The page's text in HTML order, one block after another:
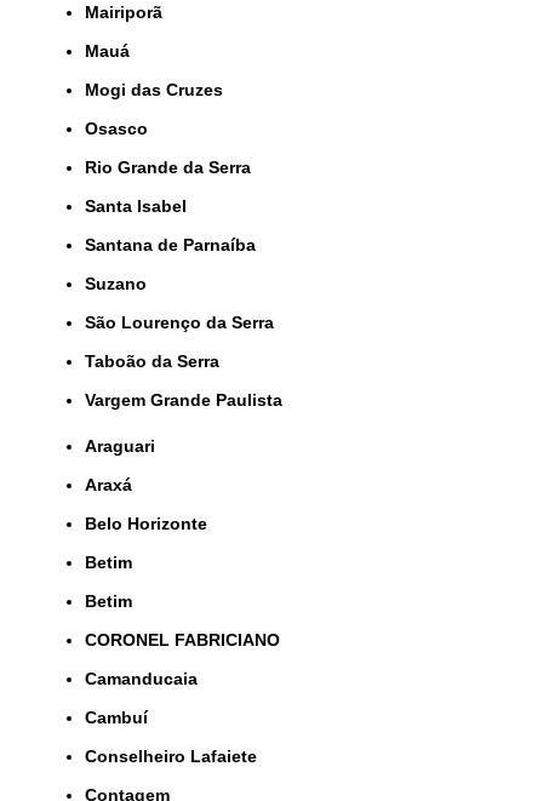
Mairiporã
Mauá
Mogi das Cruzes
Osasco
Rio Grande da Serra
Santa Isabel
Santana de Parnaíba
Suzano
São Lourenço da Serra
Taboão da Serra
Vargem Grande Paulista
Araguari
Araxá
Belo Horizonte
Betim
Betim
CORONEL FABRICIANO
Camanducaia
Cambuí
Conselheiro Lafaiete
Contagem